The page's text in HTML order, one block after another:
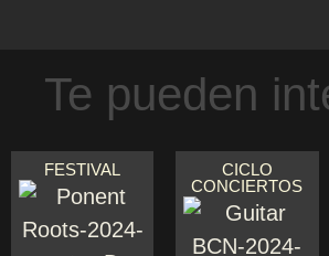
Te pueden
FESTIVAL
CICLO
CONCIERTOS